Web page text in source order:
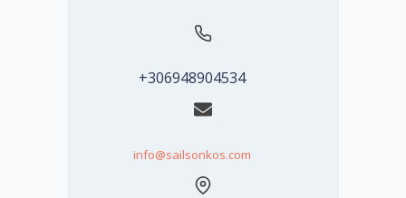
+306948904534
info@sailsonkos.com